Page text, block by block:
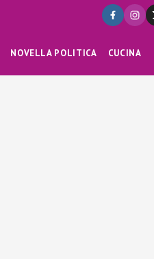
NOVELLA POLITICA CUCINA